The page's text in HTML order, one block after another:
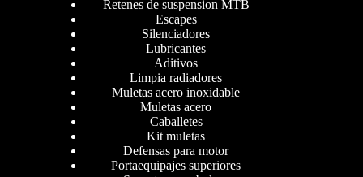
Retenes de suspension MTB
Escapes
Silenciadores
Lubricantes
Aditivos
Limpia radiadores
Muletas acero inoxidable
Muletas acero
Caballetes
Kit muletas
Defensas para motor
Portaequipajes superiores